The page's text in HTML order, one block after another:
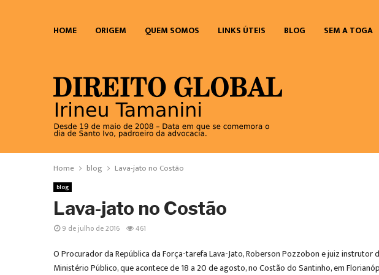
HOME ORIGEM QUEM SOMOS LINKS ÚTEIS BLOG SEM A TOGA
Home blog Lava-jato no Costão
blog
Lava-jato no Costão
9 de julho de 2016 461
O Procurador da República da Força-tarefa Lava-Jato, Roberson Pozzobon e juiz
Ministério Público, que acontece de 18 a 20 de agosto, no Costão do Santinho, em